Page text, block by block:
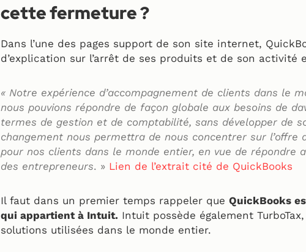
cette fermeture ?
Dans l’une des pages support de son site internet,
d’explication sur l’arrêt de ses produits et de son activité
« Notre expérience d’accompagnement de clients dans le
nous pouvions répondre de façon globale aux besoins de
termes de gestion et de comptabilité, sans développer de
changement nous permettra de nous concentrer sur l’offre
pour nos clients dans le monde entier, en vue de répondre
des entrepreneurs. » Lien de l’extrait cité de QuickBooks
Il faut dans un premier temps rappeler que QuickBooks
qui appartient à Intuit. Intuit possède également
solutions utilisées dans le monde entier.